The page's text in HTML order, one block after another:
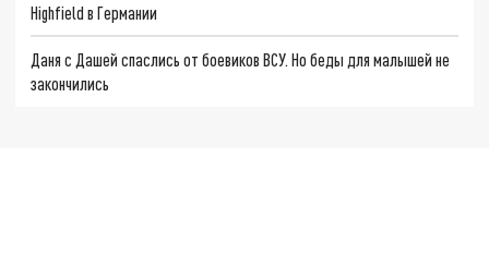
Highfield в Германии
Даня с Дашей спаслись от боевиков ВСУ. Но беды для малышей не
закончились